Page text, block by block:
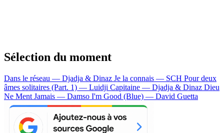
Sélection du moment
Dans le réseau — Djadja & Dinaz Je la connais — SCH Pour deux
âmes solitaires (Part. 1) — Luidji Capitaine — Djadja & Dinaz Dieu
Ne Ment Jamais — Damso I'm Good (Blue) — David Guetta